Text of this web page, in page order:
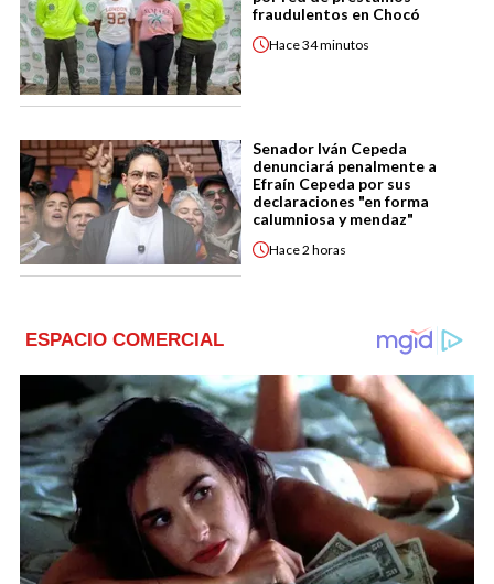
fraudulentos en Chocó
Hace34 minutos
Senador Iván Cepeda
denunciará penalmente a
Efraín Cepeda por sus
declaraciones "en forma
calumniosa y mendaz"
Hace2 horas